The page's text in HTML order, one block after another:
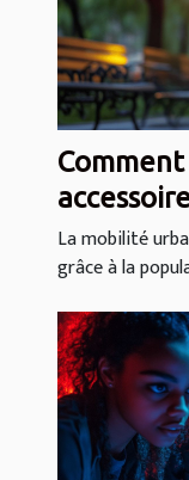
La mobilité
grâce à la